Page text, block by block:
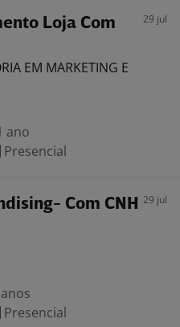
Loja Com
29 jul
EM MARKETING E
ano
Presencial
Com CNH 29 jul
Presencial